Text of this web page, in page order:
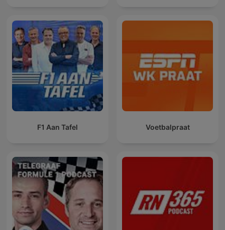
F1 Aan Tafel Voetbalpraat